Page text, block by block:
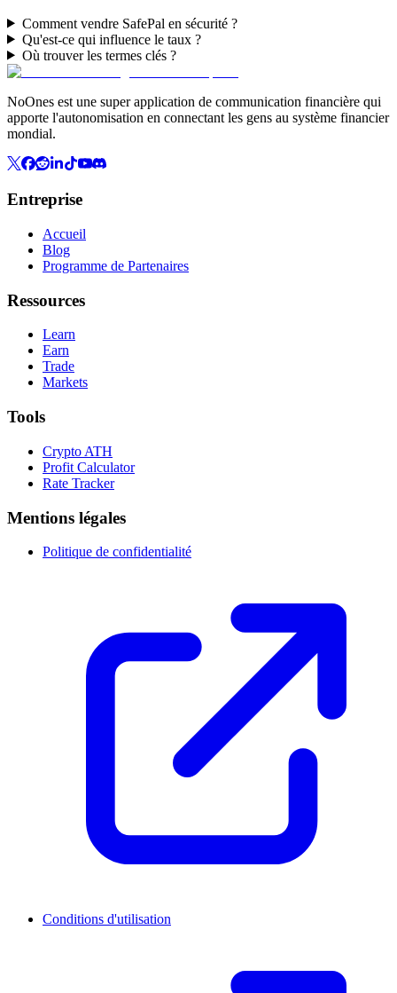
Comment vendre SafePal en sécurité ?
Qu'est-ce qui influence le taux ?
Où trouver les termes clés ?
NoOnes est une super application de communication financière qui
apporte l'autonomisation en connectant les gens au système financier
mondial.
Entreprise
Accueil
Blog
Programme de Partenaires
Ressources
Learn
Earn
Trade
Markets
Tools
Crypto ATH
Profit Calculator
Rate Tracker
Mentions légales
Politique de confidentialité
Conditions d'utilisation